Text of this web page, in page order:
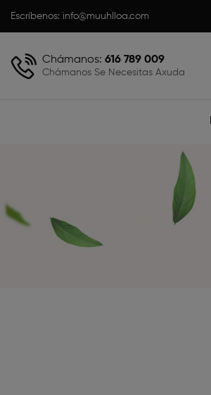
Escríbenos: info@muuhlloa.com
Chámanos: 616 789 009
Chámanos Se Necesitas Axuda